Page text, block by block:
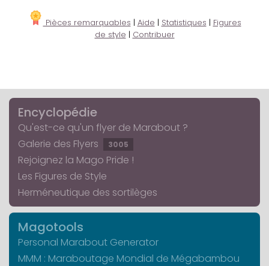
Pièces remarquables | Aide | Statistiques | Figures
de style | Contribuer
Encyclopédie
Qu'est-ce qu'un flyer de Marabout ?
Galerie des Flyers
3005
Rejoignez la Mago Pride !
Les Figures de Style
Herméneutique des sortilèges
Magotools
Personal Marabout Generator
MMM : Maraboutage Mondial de Mégabambou